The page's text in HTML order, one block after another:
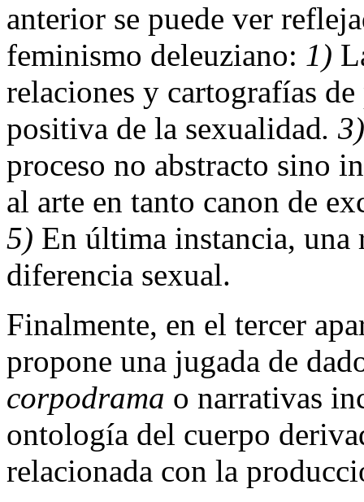
anterior se puede ver
feminismo deleuziano: 1)
relaciones y cartografías
positiva de la sexualidad. 3)
proceso no abstracto sino
al arte en tanto canon de
5) En última instancia, una
diferencia sexual.
Finalmente, en el tercer
propone una jugada de
corpodrama o narrativas
ontología del cuerpo
relacionada con la